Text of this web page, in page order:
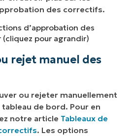
des correctifs.
d’approbation des
(cliquez pour agrandir)
rejet manuel des
ou rejeter manuellement
de bord. Pour en
notre article Tableaux de
. Les options